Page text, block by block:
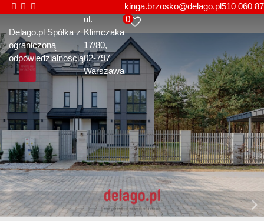
Delago.pl Spółka z
ograniczoną
odpowiedzialnością
ul.
Klimczaka
17/80
02-797
Warszawa
kinga.brzosko@delago.pl510 060
0